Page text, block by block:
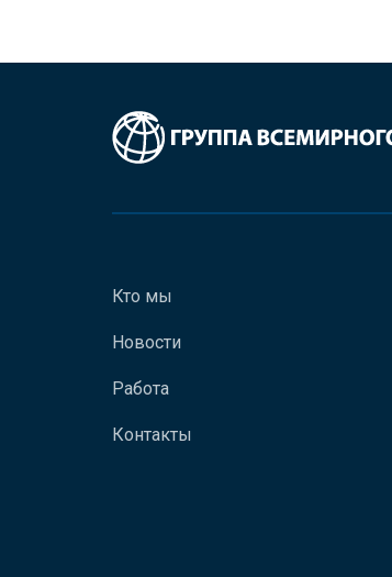
Кто мы
Новости
Работа
Контакты